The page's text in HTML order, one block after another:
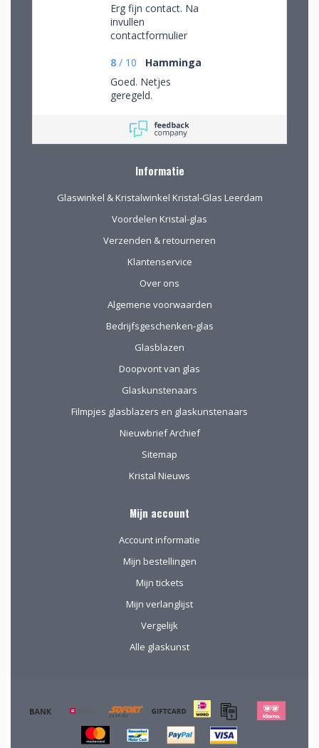
Erg fijn contact. Na
invullen
contactformulier
persoonlijke wensen
besproken. Afspraak
gemaakt om in de
winkel de objecten te
mogelijkheden
(uitgebreid graveren)
8 / 10
Hamminga
Goed. Netjes
geregeld.
Informatie
Glaswinkel & Kristalwinkel Kristal-Glas Leerdam
Voordelen Kristal-glas
Verzenden & retourneren
Klantenservice
Over ons
Algemene voorwaarden
Bedrijfsgeschenken-glas
Glasblazen
Doopvont van glas
Glaskunstenaars
Filmpjes glasblazers en glaskunstenaars
Nieuwbrief Archief
Sitemap
Kristal Nieuws
Mijn account
Account informatie
Mijn bestellingen
Mijn tickets
Mijn verlanglijst
Vergelijk
Alle glaskunst